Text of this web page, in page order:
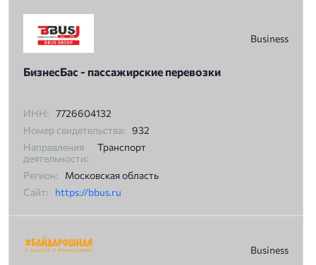
Business
БизнесБас - пассажирские перевозки
ИНН: 7726604132
Номер свидетельства: 932
Направления
деятельности:
Транспорт
Регион:
Московская область
Сайт:
https://bbus.ru
Business